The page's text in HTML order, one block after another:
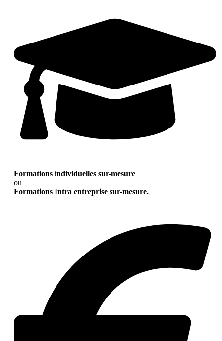
Formations individuelles sur-mesure
ou
Formations Intra entreprise sur-mesure.